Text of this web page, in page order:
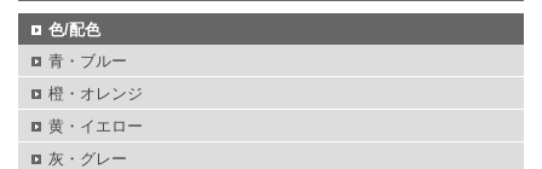
色/配色
青・ブルー
橙・オレンジ
黄・イエロー
灰・グレー